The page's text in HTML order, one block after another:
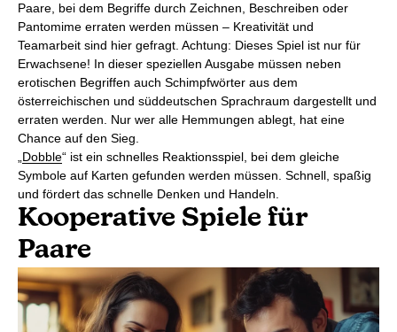
Paare, bei dem Begriffe durch Zeichnen, Beschreiben oder
Pantomime erraten werden müssen – Kreativität und
Teamarbeit sind hier gefragt. Achtung: Dieses Spiel ist nur für
Erwachsene! In dieser speziellen Ausgabe müssen neben
erotischen Begriffen auch Schimpfwörter aus dem
österreichischen und süddeutschen Sprachraum dargestellt und
erraten werden. Nur wer alle Hemmungen ablegt, hat eine
Chance auf den Sieg.
Dobble“ ist ein schnelles Reaktionsspiel, bei dem gleiche
Symbole auf Karten gefunden werden müssen. Schnell, spaßig
und fördert das schnelle Denken und Handeln.
Kooperative Spiele für
Paare